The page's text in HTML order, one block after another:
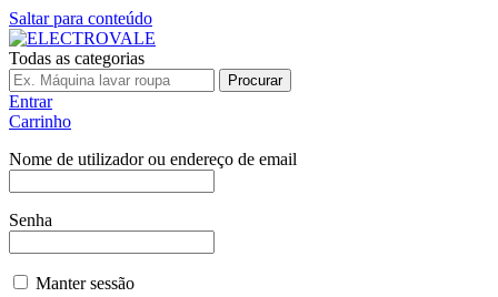
Saltar para conteúdo
Todas as categorias
Procurar
Entrar
Carrinho
Nome de utilizador ou endereço de email
Senha
Manter sessão